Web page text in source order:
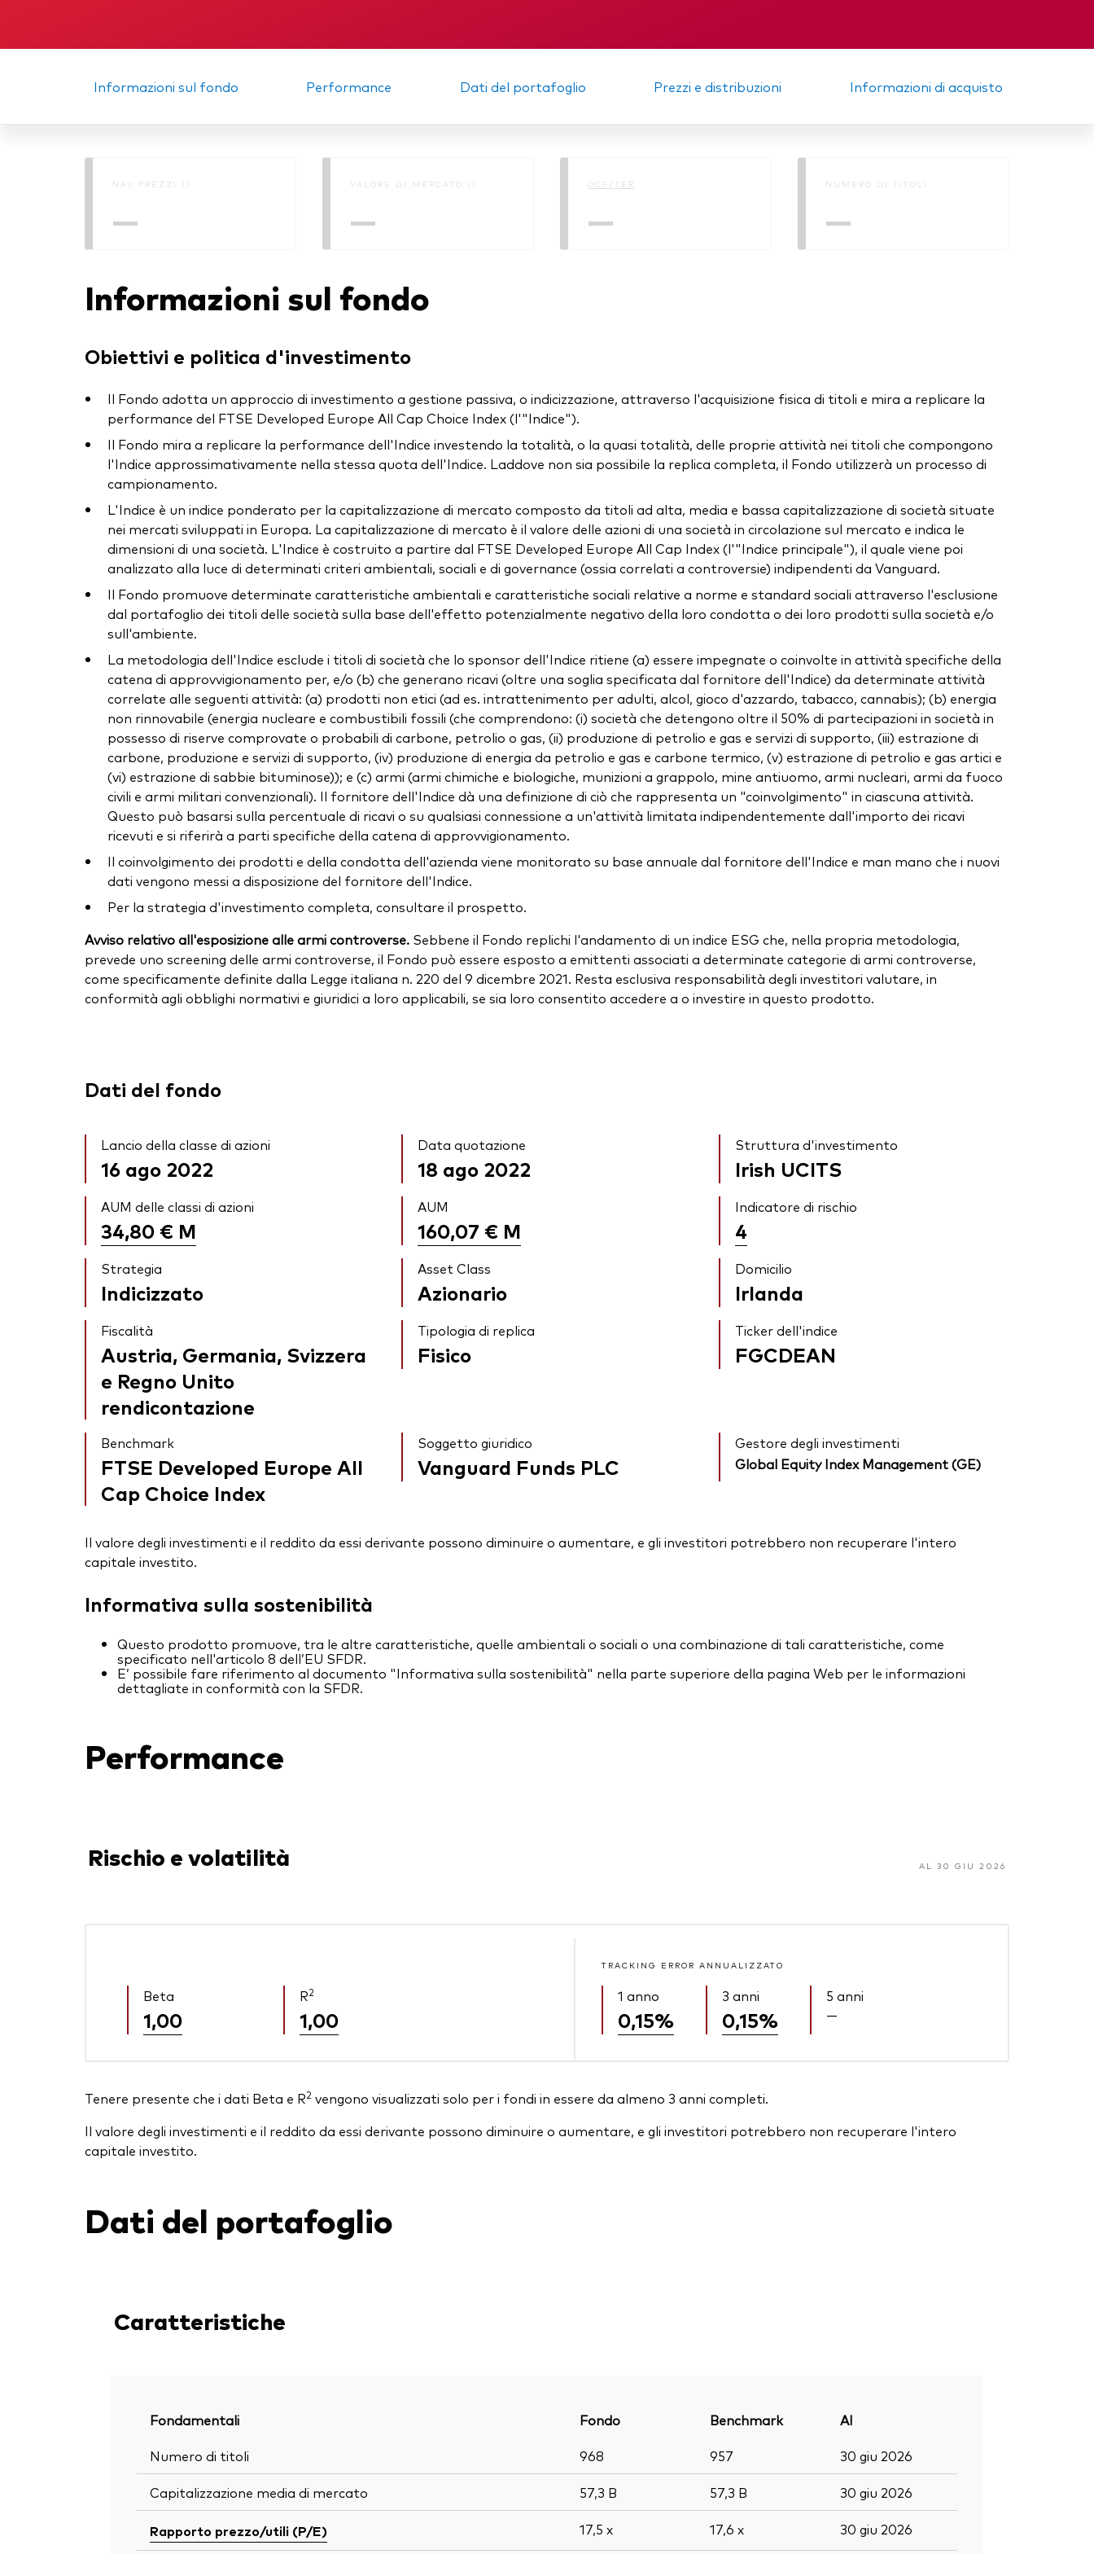
Mercato monetario
Informazioni sul fondo Performance Dati del portafoglio Prezzi e distribuzioni Informazioni di acquisto
NAV PREZZI ()
—
VALORE DI MERCATO ()
—
OCF/TER
—
NUMERO DI TITOLI
—
Informazioni sul fondo
Obiettivi e politica d'investimento
Il Fondo adotta un approccio di investimento a gestione passiva, o indicizzazione, attraverso l'acquisizione fisica di titoli e mira a replicare la
performance del FTSE Developed Europe All Cap Choice Index (l'"Indice").
Il Fondo mira a replicare la performance dell'Indice investendo la totalità, o la quasi totalità, delle proprie attività nei titoli che compongono
l'Indice approssimativamente nella stessa quota dell'Indice. Laddove non sia possibile la replica completa, il Fondo utilizzerà un processo di
campionamento.
L'Indice è un indice ponderato per la capitalizzazione di mercato composto da titoli ad alta, media e bassa capitalizzazione di società situate
nei mercati sviluppati in Europa. La capitalizzazione di mercato è il valore delle azioni di una società in circolazione sul mercato e indica le
dimensioni di una società. L'Indice è costruito a partire dal FTSE Developed Europe All Cap Index (l'"Indice principale"), il quale viene poi
analizzato alla luce di determinati criteri ambientali, sociali e di governance (ossia correlati a controversie) indipendenti da Vanguard.
Il Fondo promuove determinate caratteristiche ambientali e caratteristiche sociali relative a norme e standard sociali attraverso l'esclusione
dal portafoglio dei titoli delle società sulla base dell'effetto potenzialmente negativo della loro condotta o dei loro prodotti sulla società e/o
sull'ambiente.
La metodologia dell'Indice esclude i titoli di società che lo sponsor dell'Indice ritiene (a) essere impegnate o coinvolte in attività specifiche della
catena di approvvigionamento per, e/o (b) che generano ricavi (oltre una soglia specificata dal fornitore dell'Indice) da determinate attività
correlate alle seguenti attività: (a) prodotti non etici (ad es. intrattenimento per adulti, alcol, gioco d'azzardo, tabacco, cannabis); (b) energia
non rinnovabile (energia nucleare e combustibili fossili (che comprendono: (i) società che detengono oltre il 50% di partecipazioni in società in
possesso di riserve comprovate o probabili di carbone, petrolio o gas, (ii) produzione di petrolio e gas e servizi di supporto, (iii) estrazione di
carbone, produzione e servizi di supporto, (iv) produzione di energia da petrolio e gas e carbone termico, (v) estrazione di petrolio e gas artici e
(vi) estrazione di sabbie bituminose)); e (c) armi (armi chimiche e biologiche, munizioni a grappolo, mine antiuomo, armi nucleari, armi da fuoco
civili e armi militari convenzionali). Il fornitore dell'Indice dà una definizione di ciò che rappresenta un "coinvolgimento" in ciascuna attività.
Questo può basarsi sulla percentuale di ricavi o su qualsiasi connessione a un'attività limitata indipendentemente dall'importo dei ricavi
ricevuti e si riferirà a parti specifiche della catena di approvvigionamento.
Il coinvolgimento dei prodotti e della condotta dell'azienda viene monitorato su base annuale dal fornitore dell'Indice e man mano che i nuovi
dati vengono messi a disposizione del fornitore dell'Indice.
Per la strategia d'investimento completa, consultare il prospetto.
Avviso relativo all'esposizione alle armi controverse. Sebbene il Fondo replichi l'andamento di un indice ESG che, nella propria metodologia,
prevede uno screening delle armi controverse, il Fondo può essere esposto a emittenti associati a determinate categorie di armi controverse,
come specificamente definite dalla Legge italiana n. 220 del 9 dicembre 2021. Resta esclusiva responsabilità degli investitori valutare, in
conformità agli obblighi normativi e giuridici a loro applicabili, se sia loro consentito accedere a o investire in questo prodotto.
Dati del fondo
Lancio della classe di azioni
16 ago 2022
Data quotazione
18 ago 2022
Struttura d'investimento
Irish UCITS
AUM delle classi di azioni
34,80 € M
AUM
160,07 € M
Indicatore di rischio
4
Strategia
Indicizzato
Asset Class
Azionario
Domicilio
Irlanda
Fiscalità
Austria, Germania, Svizzera
e Regno Unito
rendicontazione
Tipologia di replica
Fisico
Ticker dell'indice
FGCDEAN
Benchmark
FTSE Developed Europe All
Cap Choice Index
Soggetto giuridico
Vanguard Funds PLC
Gestore degli investimenti
Global Equity Index Management (GE)
Il valore degli investimenti e il reddito da essi derivante possono diminuire o aumentare, e gli investitori potrebbero non recuperare l'intero
capitale investito.
Informativa sulla sostenibilità
Questo prodotto promuove, tra le altre caratteristiche, quelle ambientali o sociali o una combinazione di tali caratteristiche, come
specificato nell'articolo 8 dell’EU SFDR.
E’ possibile fare riferimento al documento "Informativa sulla sostenibilità" nella parte superiore della pagina Web per le informazioni
dettagliate in conformità con la SFDR.
Performance
Rischio e volatilità AL 30 GIU 2026
Beta
1,00
R2
1,00
TRACKING ERROR ANNUALIZZATO
1 anno
0,15%
3 anni
0,15%
5 anni
—
Tenere presente che i dati Beta e R2 vengono visualizzati solo per i fondi in essere da almeno 3 anni completi.
Il valore degli investimenti e il reddito da essi derivante possono diminuire o aumentare, e gli investitori potrebbero non recuperare l'intero
capitale investito.
Dati del portafoglio
Caratteristiche
Fondamentali Fondo Benchmark
Al
Numero di titoli
968 957 30 giu 2026
Capitalizzazione media di mercato 57,3 B 57,3 B 30 giu 2026
Rapporto prezzo/utili (P/E) 17,5 x 17,6 x 30 giu 2026